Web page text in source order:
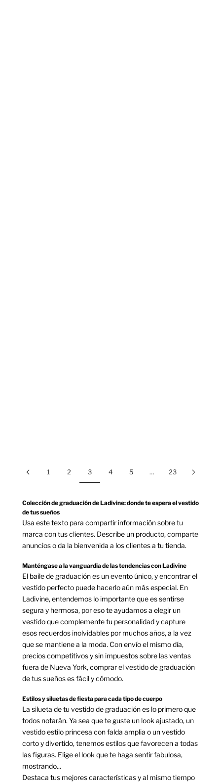
1 2 3 4 5 … 23
Colección de graduación de Ladivine: donde te espera el vestido
de tus sueños
Usa este texto para compartir información sobre tu
marca con tus clientes. Describe un producto, comparte
anuncios o da la bienvenida a los clientes a tu tienda.
Manténgase a la vanguardia de las tendencias con Ladivine
El baile de graduación es un evento único, y encontrar el
vestido perfecto puede hacerlo aún más especial. En
Ladivine, entendemos lo importante que es sentirse
segura y hermosa, por eso te ayudamos a elegir un
vestido que complemente tu personalidad y capture
esos recuerdos inolvidables por muchos años, a la vez
que se mantiene a la moda. Con envío el mismo día,
precios competitivos y sin impuestos sobre las ventas
fuera de Nueva York, comprar el vestido de graduación
de tus sueños es fácil y cómodo.
Estilos y siluetas de fiesta para cada tipo de cuerpo
La silueta de tu vestido de graduación es lo primero que
todos notarán. Ya sea que te guste un look ajustado, un
vestido estilo princesa con falda amplia o un vestido
corto y divertido, tenemos estilos que favorecen a todas
las figuras. Elige el look que te haga sentir fabulosa,
mostrando...
Destaca tus mejores características y al mismo tiempo